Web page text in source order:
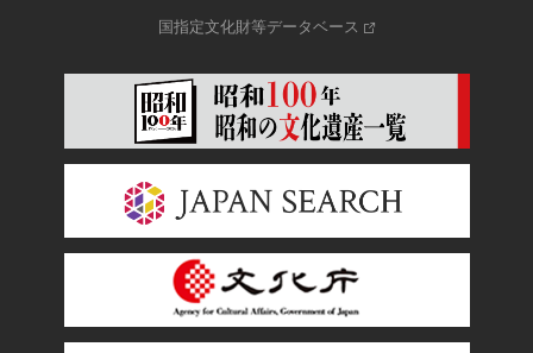
国指定文化財等データベース